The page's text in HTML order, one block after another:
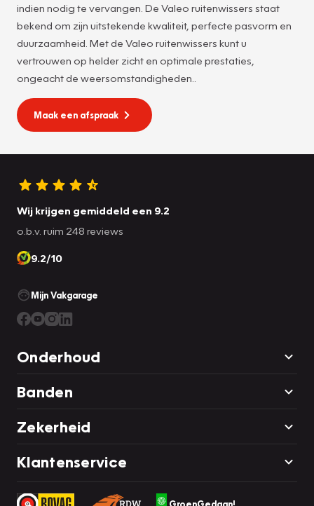
indien nodig te vervangen. De Valeo ruitenwissers staat
bekend om zijn uitstekende kwaliteit, perfecte pasvorm en
duurzaamheid. Met de Valeo ruitenwissers kunt u
vertrouwen op helder zicht en optimale prestaties,
ongeacht de weersomstandigheden..
Maak een afspraak
Wij krijgen gemiddeld een 9.2
o.b.v. ruim 248 reviews
9.2/10
Mijn Vakgarage
Onderhoud
Banden
Zekerheid
Klantenservice
GroenGedaan!